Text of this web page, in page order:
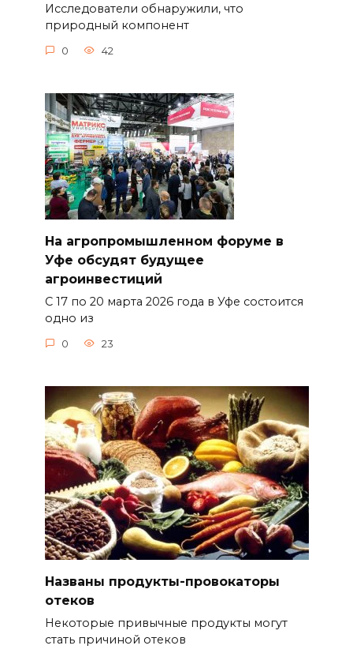
Исследователи обнаружили, что
природный компонент
0 42
На агропромышленном форуме в
Уфе обсудят будущее
агроинвестиций
С 17 по 20 марта 2026 года в Уфе состоится
одно из
0 23
Названы продукты-провокаторы
отеков
Некоторые привычные продукты могут
стать причиной отеков